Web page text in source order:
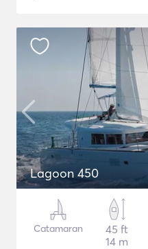
Lagoon 450
Catamaran
45 ft
14 m